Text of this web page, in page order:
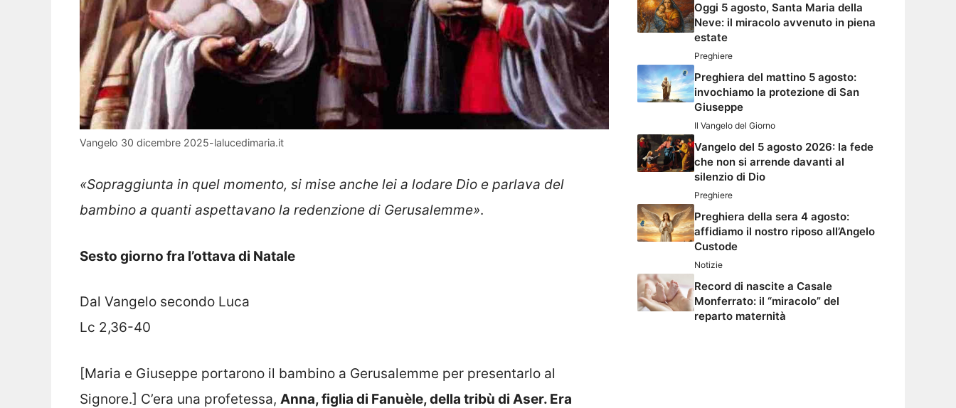
Vangelo 30 dicembre 2025-lalucedimaria.it
«Sopraggiunta in quel momento, si mise anche lei a lodare Dio e parlava del
bambino a quanti aspettavano la redenzione di Gerusalemme».
Sesto giorno fra l’ottava di Natale
Dal Vangelo secondo Luca
Lc 2,36-40
[Maria e Giuseppe portarono il bambino a Gerusalemme per presentarlo al
Signore.] C’era una profetessa, Anna, figlia di Fanuèle, della tribù di Aser. Era
Oggi 5 agosto, Santa Maria della
Neve: il miracolo avvenuto in piena
estate
Preghiere
Preghiera del mattino 5 agosto:
invochiamo la protezione di San
Giuseppe
Il Vangelo del Giorno
Vangelo del 5 agosto 2026: la fede
che non si arrende davanti al
silenzio di Dio
Preghiere
Preghiera della sera 4 agosto:
affidiamo il nostro riposo all’Angelo
Custode
Notizie
Record di nascite a Casale
Monferrato: il “miracolo” del
reparto maternità